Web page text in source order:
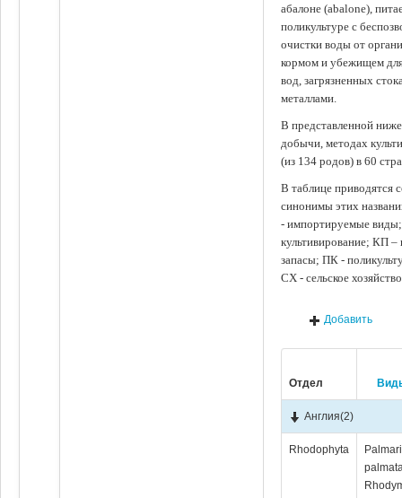
абалоне (abalone),
поликультуре с
очистки воды от
кормом и убежищем
вод, загрязненных
металлами.
В представленной
добычи, методах
(из 134 родов) в 60
В таблице приводятся
синонимы этих
- импортируемые
культивирование; КП
запасы; ПК -
СХ - сельское
Добавить
Отдел
Англия(2)
Rhodophyta